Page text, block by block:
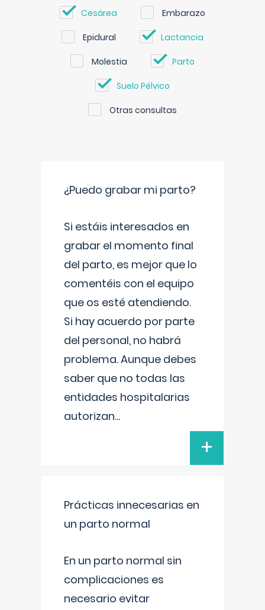
Cesárea Embarazo
Epidural Lactancia
Molestia Parto
Suelo Pélvico
Otras consultas
¿Puedo grabar mi parto?
Si estáis interesados en
grabar el momento final
del parto, es mejor que lo
comentéis con el equipo
que os esté atendiendo.
Si hay acuerdo por parte
del personal, no habrá
problema. Aunque debes
saber que no todas las
entidades hospitalarias
autorizan...
+
Prácticas innecesarias en
un parto normal
En un parto normal sin
complicaciones es
necesario evitar